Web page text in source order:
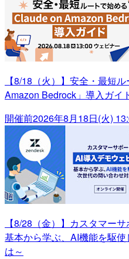
【8/18（火）】安全・最短
Amazon Bedrock」導入ガイ
開催前2026年8月18日(火)
【8/28（金）】カスタマー
基本から学ぶ、AI機能を駆
は～